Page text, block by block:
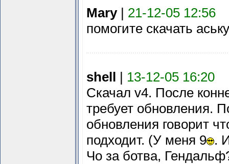
Mary| 21-12-05 12:56
помогите скачать
shell | 13-12-05 16:20
Скачал v4. После
требует обновления.
обновления говорит
подходит. (У меня 9 .
Чо за ботва,